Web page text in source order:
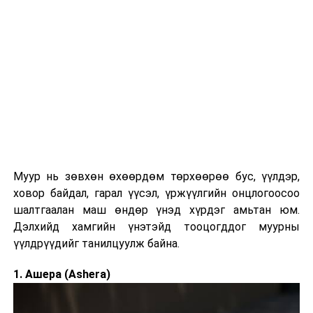
Муур нь зөвхөн өхөөрдөм төрхөөрөө бус, үүлдэр,
ховор байдал, гарал үүсэл, үржүүлгийн онцлогоосоо
шалтгаалан маш өндөр үнэд хүрдэг амьтан юм.
Дэлхийд хамгийн үнэтэйд тооцогддог муурны
үүлдрүүдийг танилцуулж байна.
1. Ашера (Ashera)